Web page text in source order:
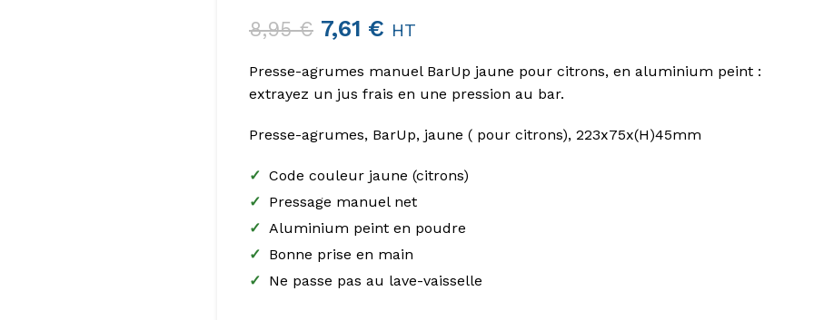
8,95€ 7,61 € HT
Presse-agrumes manuel BarUp jaune pour citrons, en aluminium peint :
extrayez un jus frais en une pression au bar.
Presse-agrumes, BarUp, jaune ( pour citrons), 223x75x(H)45mm
✓ Code couleur jaune (citrons)
✓ Pressage manuel net
✓ Aluminium peint en poudre
✓ Bonne prise en main
✓ Ne passe pas au lave-vaisselle